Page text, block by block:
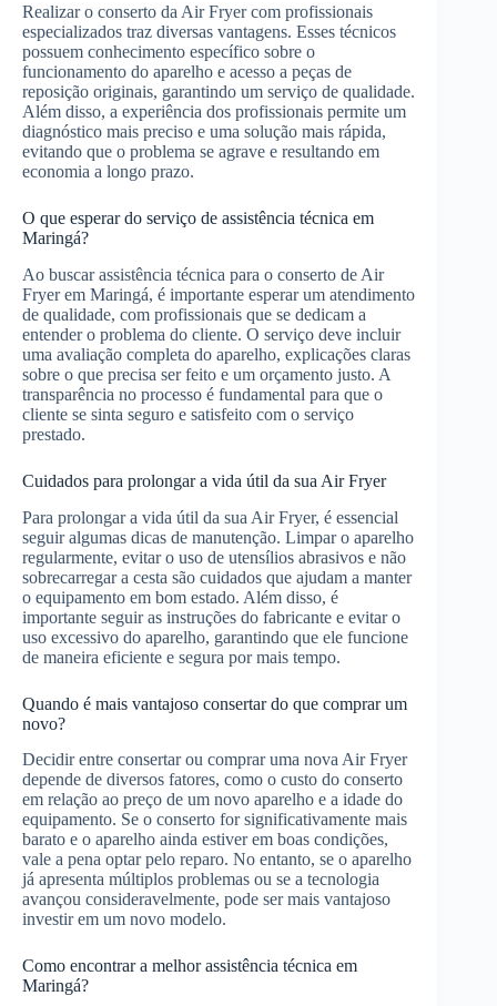
Realizar o conserto da Air Fryer com profissionais
especializados traz diversas vantagens. Esses técnicos
possuem conhecimento específico sobre o
funcionamento do aparelho e acesso a peças de
reposição originais, garantindo um serviço de qualidade.
Além disso, a experiência dos profissionais permite um
diagnóstico mais preciso e uma solução mais rápida,
evitando que o problema se agrave e resultando em
economia a longo prazo.
O que esperar do serviço de assistência técnica em
Maringá?
Ao buscar assistência técnica para o conserto de Air
Fryer em Maringá, é importante esperar um atendimento
de qualidade, com profissionais que se dedicam a
entender o problema do cliente. O serviço deve incluir
uma avaliação completa do aparelho, explicações claras
sobre o que precisa ser feito e um orçamento justo. A
transparência no processo é fundamental para que o
cliente se sinta seguro e satisfeito com o serviço
prestado.
Cuidados para prolongar a vida útil da sua Air Fryer
Para prolongar a vida útil da sua Air Fryer, é essencial
seguir algumas dicas de manutenção. Limpar o aparelho
regularmente, evitar o uso de utensílios abrasivos e não
sobrecarregar a cesta são cuidados que ajudam a manter
o equipamento em bom estado. Além disso, é
importante seguir as instruções do fabricante e evitar o
uso excessivo do aparelho, garantindo que ele funcione
de maneira eficiente e segura por mais tempo.
Quando é mais vantajoso consertar do que comprar um
novo?
Decidir entre consertar ou comprar uma nova Air Fryer
depende de diversos fatores, como o custo do conserto
em relação ao preço de um novo aparelho e a idade do
equipamento. Se o conserto for significativamente mais
barato e o aparelho ainda estiver em boas condições,
vale a pena optar pelo reparo. No entanto, se o aparelho
já apresenta múltiplos problemas ou se a tecnologia
avançou consideravelmente, pode ser mais vantajoso
investir em um novo modelo.
Como encontrar a melhor assistência técnica em
Maringá?